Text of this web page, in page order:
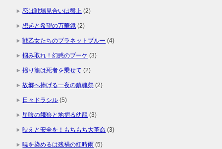
恋は戦場見合いは盤上 (2)
想起と希望の万華鏡 (2)
戦乙女たちのプラネットブルー (4)
掴み取れ！幻惑のブーケ (3)
揺り籠は死者を乗せて (2)
故郷へ捧げる一夜の鎮魂祭 (2)
日々ドラシル (5)
星喰の餓狼と地摺る幼龍 (3)
映えと安全を！もちもち大革命 (3)
暁を染めるは残禍の紅時雨 (5)